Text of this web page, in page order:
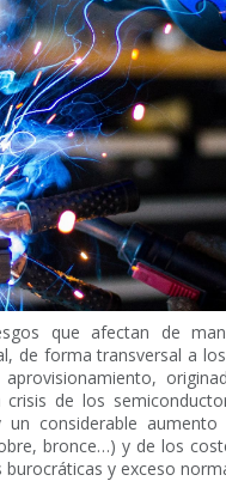
que afectan de
de forma transversal a
de los
un considerable
bronce…) y de los
y exceso